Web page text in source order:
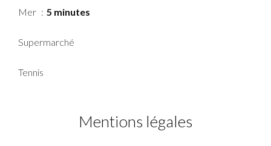
Mer 5 minutes
Supermarché
Tennis
Mentions légales